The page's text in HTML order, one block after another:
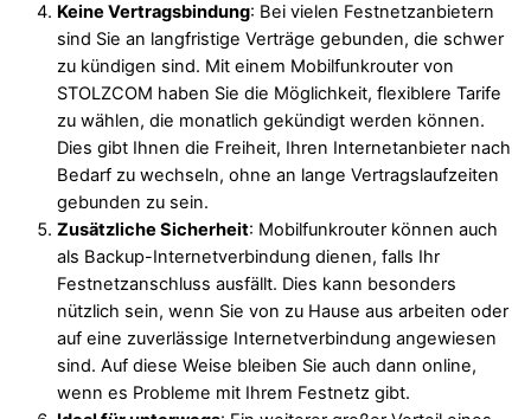
Keine Vertragsbindung: Bei vielen Festnetzanbietern
sind Sie an langfristige Verträge gebunden, die schwer
zu kündigen sind. Mit einem Mobilfunkrouter von
STOLZCOM haben Sie die Möglichkeit, flexiblere Tarife
zu wählen, die monatlich gekündigt werden können.
Dies gibt Ihnen die Freiheit, Ihren Internetanbieter nach
Bedarf zu wechseln, ohne an lange Vertragslaufzeiten
gebunden zu sein.
Zusätzliche Sicherheit: Mobilfunkrouter können auch
als Backup-Internetverbindung dienen, falls Ihr
Festnetzanschluss ausfällt. Dies kann besonders
nützlich sein, wenn Sie von zu Hause aus arbeiten oder
auf eine zuverlässige Internetverbindung angewiesen
sind. Auf diese Weise bleiben Sie auch dann online,
wenn es Probleme mit Ihrem Festnetz gibt.